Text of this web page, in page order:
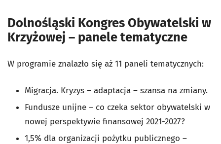
Dolnośląski Kongres Obywatelski w
Krzyżowej – panele tematyczne
W programie znalazło się aż 11 paneli tematycznych:
Migracja. Kryzys – adaptacja – szansa na zmiany.
Fundusze unijne – co czeka sektor obywatelski w
nowej perspektywie finansowej 2021-2027?
1,5% dla organizacji pożytku publicznego –